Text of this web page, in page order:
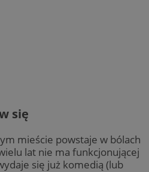
się
mieście powstaje w bólach
lat nie ma funkcjonującej
się już komedią (lub